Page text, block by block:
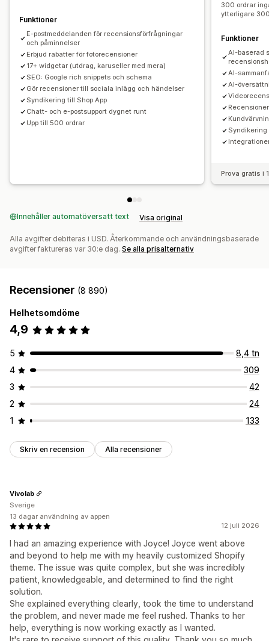
Förfrågningar via e-post
Användargenererat innehåll i sociala medier
Popup-fönster
Import och export Migrering av recensioner
Syndikering av recensioner Automatiseringar
Anpassade förfrågningar
Funktioner
E-postmeddelanden för recensionsförfrågningar
och påminnelser
Erbjud rabatter för fotorecensioner
17+ widgetar (utdrag, karuseller med mera)
SEO: Google rich snippets och schema
Gör recensioner till sociala inlägg och händelser
Syndikering till Shop App
Chatt- och e-postsupport dygnet runt
Upp till 500 ordrar
300 ordrar
ytterligare
Funktioner
AI-baserad
AI-
AI-
Syndikering
Prova gratis i
Innehåller automatöversatt text Visa original
Alla avgifter debiteras i USD. Återkommande och användningsbaserade
avgifter faktureras var 30:e dag. Se alla prisalternativ
Recensioner (8 890)
Helhetsomdöme
4,9
5
8,4 tn
4
309
3
42
2
24
1
133
Skriv en recension Alla recensioner
12 juli 2026
I had an amazing experience with Joyce! Joyce went above
and beyond to help me with my heavily customized Shopify
theme. The issue was quite complex, but she was incredibly
patient, knowledgeable, and determined to find the right
solution.
She explained everything clearly, took the time to understand
the problem, and never made me feel rushed. Thanks to her
help, everything is now working exactly as I wanted.
Vivolab
Sverige
13 dagar användning av appen